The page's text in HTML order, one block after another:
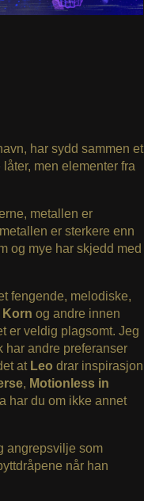
har sydd sammen et
men elementer fra
metallen er
er sterkere enn
og mye har skjedd med
fengende, melodiske,
Korn og andre innen
er veldig plagsomt. Jeg
har andre preferanser
at Leo drar inspirasjon
, Motionless in
har du om ikke annet
angrepsvilje som
når han